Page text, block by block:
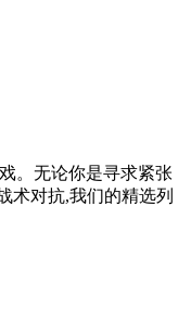
。无论你是寻求紧张
术对抗,我们的精选列